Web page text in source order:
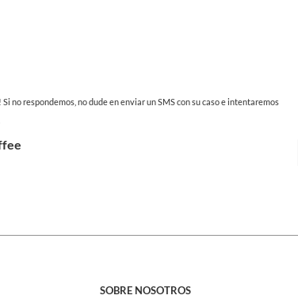
no respondemos, no dude en enviar un SMS con su caso e intentaremos
SOBRE NOSOTROS